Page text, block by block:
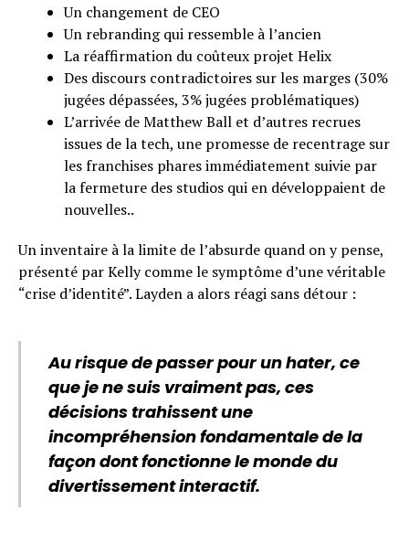
Un changement de CEO
Un rebranding qui ressemble à l’ancien
La réaffirmation du coûteux projet Helix
Des discours contradictoires sur les marges (30%
jugées dépassées, 3% jugées problématiques)
L’arrivée de Matthew Ball et d’autres recrues
issues de la tech, une promesse de recentrage sur
les franchises phares immédiatement suivie par
la fermeture des studios qui en développaient de
nouvelles..
Un inventaire à la limite de l’absurde quand on y pense,
présenté par Kelly comme le symptôme d’une véritable
“crise d’identité”. Layden a alors réagi sans détour :
Au risque de passer pour un hater, ce
que je ne suis vraiment pas, ces
décisions trahissent une
incompréhension fondamentale de la
façon dont fonctionne le monde du
divertissement interactif.